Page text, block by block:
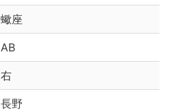
蠍座
AB
右
長野